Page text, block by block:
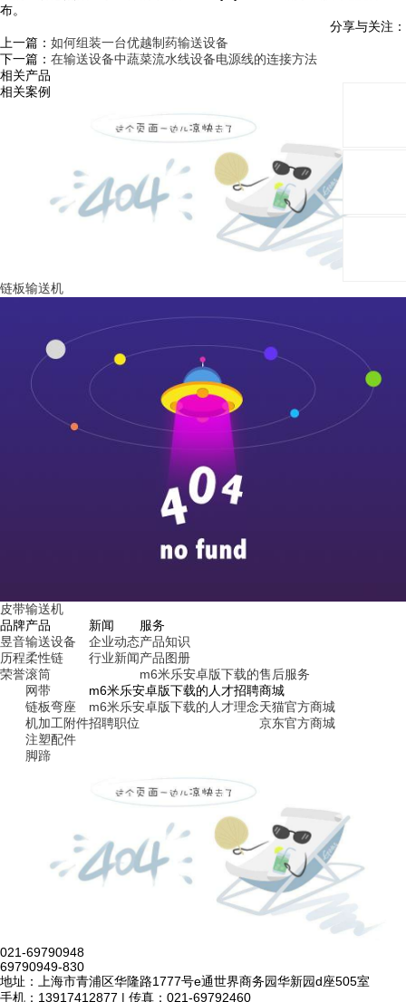
布。
分享与关注：
上一篇： 如何组装一台优越制药输送设备
下一篇： 在输送设备中蔬菜流水线设备电源线的连接方法
相关产品
相关案例
链板输送机
皮带输送机
品牌
昱音
历程
荣誉
产品
输送设备
柔性链
滚筒
网带
链板弯座
机加工附件
注塑配件
脚蹄
新闻
企业动态
行业新闻
服务
产品知识
产品图册
m6米乐安卓版下载的售后服务
m6米乐安卓版下载的人才招聘
m6米乐安卓版下载的人才理念
招聘职位
商城
天猫官方商城
京东官方商城
021-69790948
69790949-830
地址：上海市青浦区华隆路1777号e通世界商务园华新园d座505室
手机：13917412877 | 传真：021-69792460